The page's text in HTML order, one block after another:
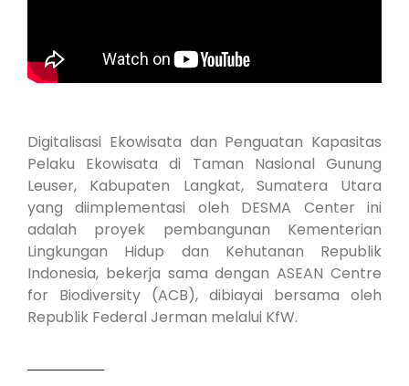
Digitalisasi Ekowisata dan Penguatan Kapasitas
Pelaku Ekowisata di Taman Nasional Gunung
Leuser, Kabupaten Langkat, Sumatera Utara
yang diimplementasi oleh DESMA Center ini
adalah proyek pembangunan Kementerian
Lingkungan Hidup dan Kehutanan Republik
Indonesia, bekerja sama dengan ASEAN Centre
for Biodiversity (ACB), dibiayai bersama oleh
Republik Federal Jerman melalui KfW.